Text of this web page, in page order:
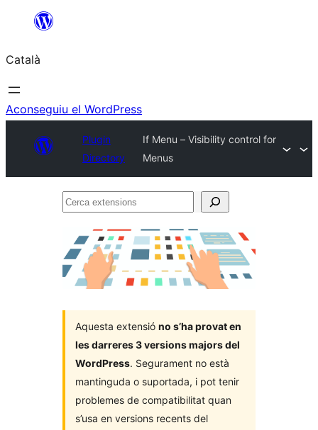
contingut
Català
Aconseguiu el WordPress
Plugin
Directory
If Menu – Visibility control for
Menus
Cerca
Aquesta extensió no s’ha provat en
les darreres 3 versions majors del
WordPress. Segurament no està
mantinguda o suportada, i pot tenir
problemes de compatibilitat quan
s’usa en versions recents del